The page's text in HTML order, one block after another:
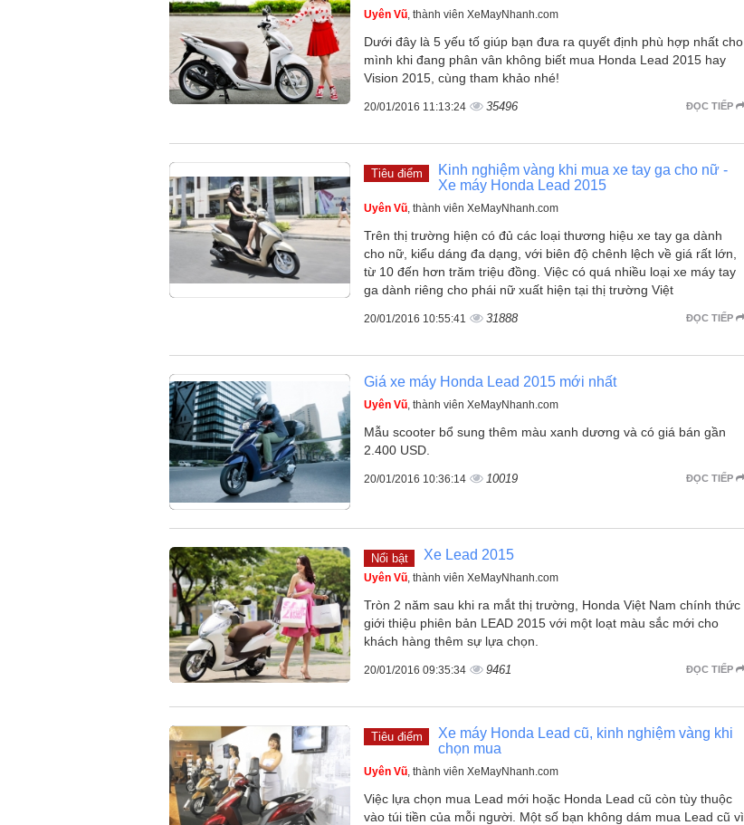
Uyên Vũ, thành viên XeMayNhanh.com
Dưới đây là 5 yếu tố giúp bạn đưa ra quyết định phù hợp nhất cho
mình khi đang phân vân không biết mua Honda Lead 2015 hay
Vision 2015, cùng tham khảo nhé!
ĐỌC TIẾP
20/01/2016 11:13:24 35496
Tiêu điểm
Kinh nghiệm vàng khi mua xe tay ga cho nữ -
Xe máy Honda Lead 2015
Uyên Vũ, thành viên XeMayNhanh.com
Trên thị trường hiện có đủ các loại thương hiệu xe tay ga dành
cho nữ, kiểu dáng đa dạng, với biên độ chênh lệch về giá rất lớn,
từ 10 đến hơn trăm triệu đồng. Việc có quá nhiều loại xe máy tay
ga dành riêng cho phái nữ xuất hiện tại thị trường Việt
ĐỌC TIẾP
20/01/2016 10:55:41 31888
Giá xe máy Honda Lead 2015 mới nhất
Uyên Vũ, thành viên XeMayNhanh.com
Mẫu scooter bổ sung thêm màu xanh dương và có giá bán gần
2.400 USD.
ĐỌC TIẾP
20/01/2016 10:36:14 10019
Nổi bật Xe Lead 2015
Uyên Vũ, thành viên XeMayNhanh.com
Tròn 2 năm sau khi ra mắt thị trường, Honda Việt Nam chính thức
giới thiệu phiên bản LEAD 2015 với một loạt màu sắc mới cho
khách hàng thêm sự lựa chọn.
ĐỌC TIẾP
20/01/2016 09:35:34 9461
Tiêu điểm
Xe máy Honda Lead cũ, kinh nghiệm vàng khi
chọn mua
Uyên Vũ, thành viên XeMayNhanh.com
Việc lựa chọn mua Lead mới hoặc Honda Lead cũ còn tùy thuộc
vào túi tiền của mỗi người. Một số bạn không dám mua Lead cũ vì